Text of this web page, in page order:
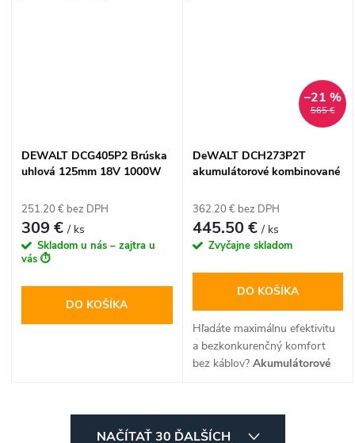
muriva a sériové skrutkovanie.
Všetko je prehľadne uložené v
odolnom kufri systému Tstak
DEWALT DCG405P2 Brúska
uhlová 125mm 18V 1000W
251.20 € bez DPH
309 €/ ks
Skladom u nás – zajtra u
vás ⏱️
DO KOŠÍKA
565 €
–21 %
DeWALT DCH273P2T
akumulátorové kombinované
2x 5.0Ah (v kufri TSTAK)
362.20 € bez DPH
445.50 €/ ks
Zvyčajne skladom
DO KOŠÍKA
Hľadáte maximálnu efektivitu
a bezkonkurenčný komfort
bez káblov? Akumulátorové
napájaním18Va energiou
úderu2,1 J
je osadené
NAČÍTAŤ 30 ĎALŠÍCH